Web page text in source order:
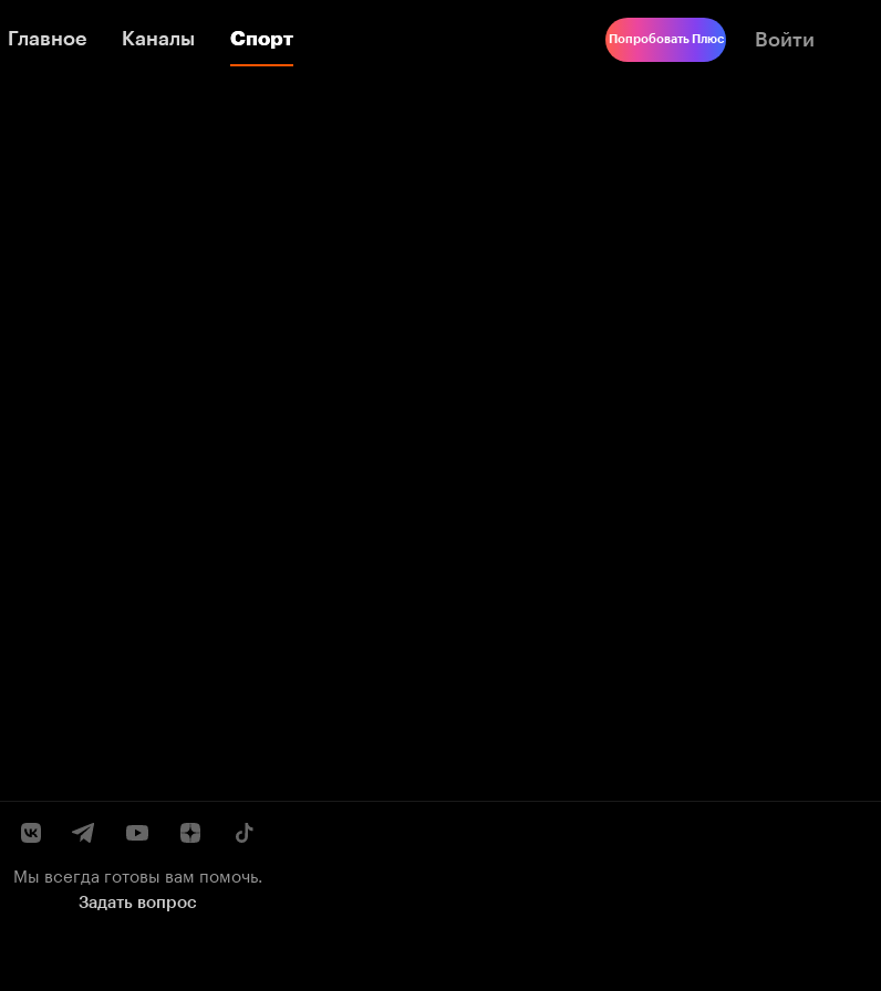
Главное Каналы Спорт
Главное Каналы Спорт Попробовать Плюс Войти
Мы всегда готовы вам помочь.
Задать вопрос